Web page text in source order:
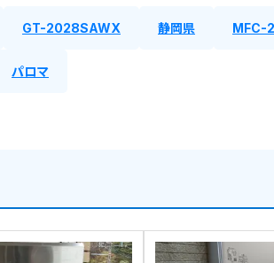
GT-2028SAWX 静岡県 MFC-
パロマ